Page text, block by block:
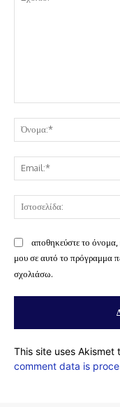
αποθηκεύστε το όνομα,
μου σε αυτό το πρόγραμμα
σχολιάσω.
This site uses Akismet
comment data is